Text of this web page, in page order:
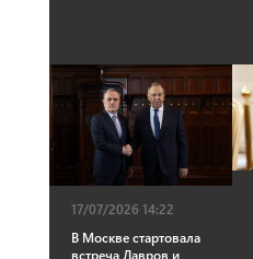
17/07/2026 14:22
В Москве стартовала
встреча Лавров и